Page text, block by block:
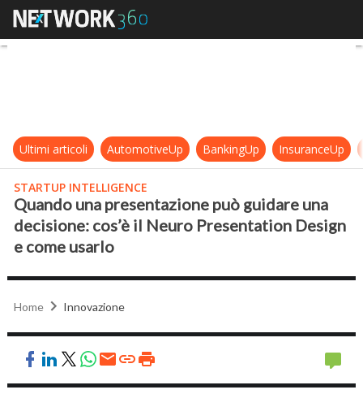
Quando una presentazione può
Ultimi articoli AutomotiveUp BankingUp InsuranceUp
STARTUP INTELLIGENCE
Quando una presentazione può guidare una
decisione: cos’è il Neuro Presentation Design
e come usarlo
Home Innovazione